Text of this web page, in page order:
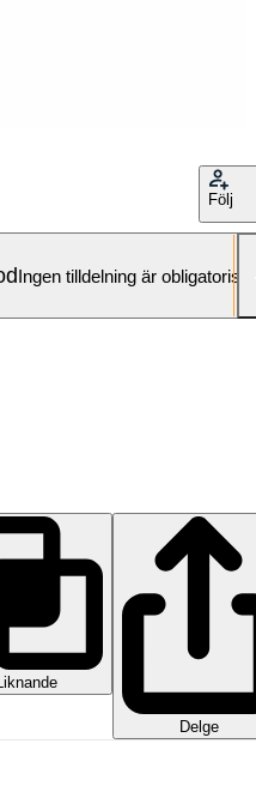
Följ
Ingen tilldelning är obligatorisk
Delge